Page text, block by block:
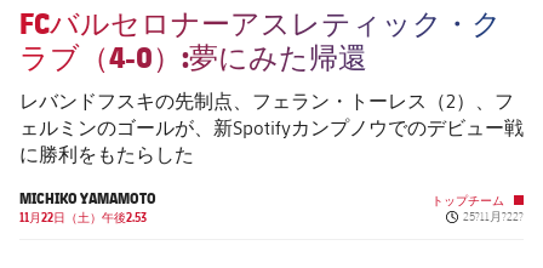
結果
順位表
スケジュール
チケット
結果
順位表
PLUSICON
LABEL.ARIA.PLUS
トップチーム
plusicon
label.aria.plus
スケジュール
チケット
PLUSICON
LABEL.ARIA.PLUS
FCバルセロナーアスレティック・ク
ラブ（4-0）:夢にみた帰還
レバンドフスキの先制点、フェラン・トーレス（2）、フ
ェルミンのゴールが、新Spotifyカンプノウでのデビュー戦
に勝利をもたらした
MICHIKO YAMAMOTO
11月22日（土）午後2.53
トップチーム
Published
25?11月?22?